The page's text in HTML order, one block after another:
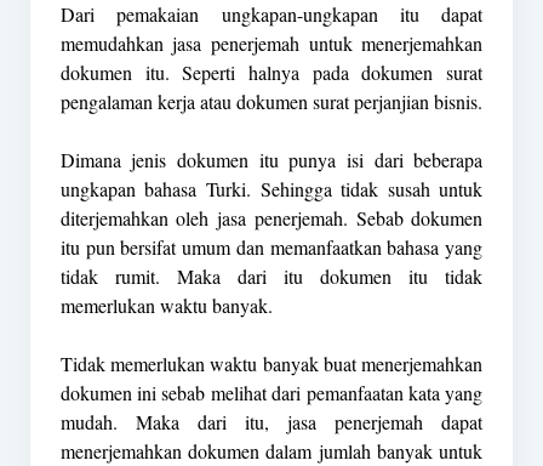
Dari pemakaian ungkapan-ungkapan itu dapat
memudahkan jasa penerjemah untuk menerjemahkan
dokumen itu. Seperti halnya pada dokumen surat
pengalaman kerja atau dokumen surat perjanjian bisnis.
Dimana jenis dokumen itu punya isi dari beberapa
ungkapan bahasa Turki. Sehingga tidak susah untuk
diterjemahkan oleh jasa penerjemah. Sebab dokumen
itu pun bersifat umum dan memanfaatkan bahasa yang
tidak rumit. Maka dari itu dokumen itu tidak
memerlukan waktu banyak.
Tidak memerlukan waktu banyak buat menerjemahkan
dokumen ini sebab melihat dari pemanfaatan kata yang
mudah. Maka dari itu, jasa penerjemah dapat
menerjemahkan dokumen dalam jumlah banyak untuk